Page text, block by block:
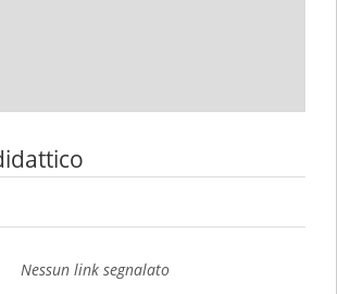
Nessun link segnalato